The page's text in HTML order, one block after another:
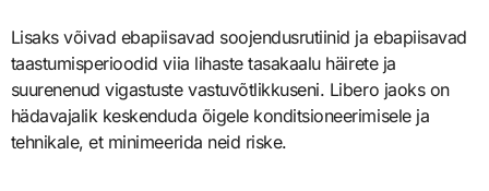
Lisaks võivad ebapiisavad soojendusrutiinid ja ebapiisavad
taastumisperioodid viia lihaste tasakaalu häirete ja
suurenenud vigastuste vastuvõtlikkuseni. Libero jaoks on
hädavajalik keskenduda õigele konditsioneerimisele ja
tehnikale, et minimeerida neid riske.